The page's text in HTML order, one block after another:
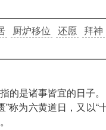
厨炉移位 还愿
拜神
的是诸事皆宜的日子。
称为六黄道日，又以